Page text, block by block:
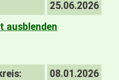
25.06.2026
ausblenden
08.01.2026